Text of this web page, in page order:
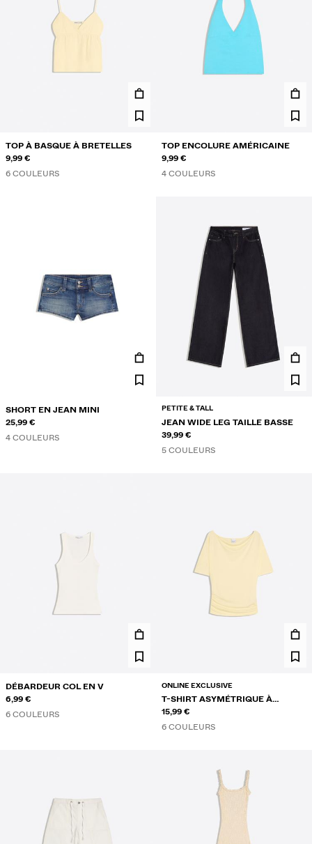
TOP À BASQUE À BRETELLES
9,99 €
6 COULEURS
TOP ENCOLURE AMÉRICAINE
9,99 €
4 COULEURS
SHORT EN JEAN MINI
25,99 €
4 COULEURS
PETITE & TALL
JEAN WIDE LEG TAILLE BASSE
39,99 €
5 COULEURS
DÉBARDEUR COL EN V
6,99 €
6 COULEURS
ONLINE EXCLUSIVE
T-SHIRT ASYMÉTRIQUE À
MANCHES COURTES
15,99 €
6 COULEURS